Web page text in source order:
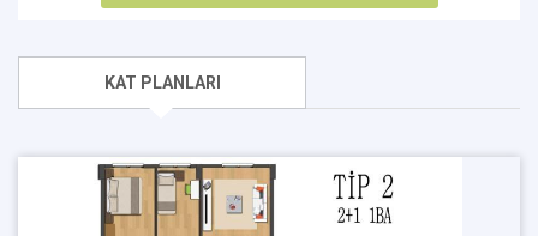
KAT PLANLARI